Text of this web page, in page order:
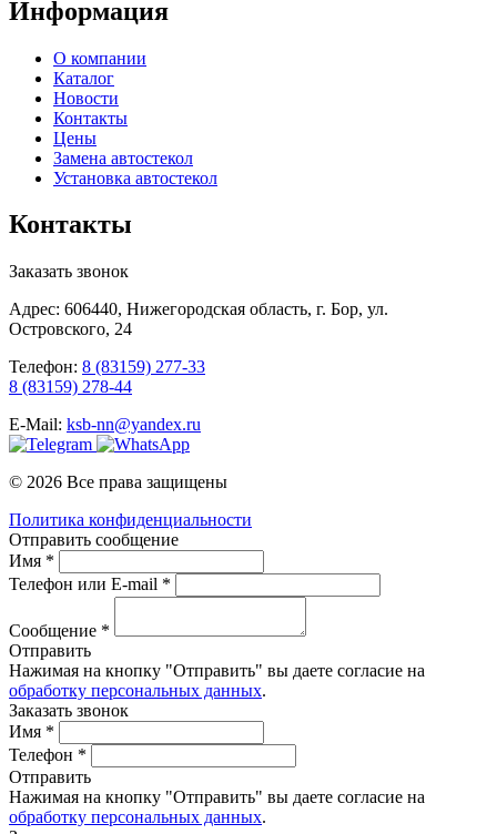
Информация
О компании
Каталог
Новости
Контакты
Цены
Замена автостекол
Установка автостекол
Контакты
Заказать звонок
Адрес: 606440, Нижегородская область, г. Бор, ул.
Островского, 24
Телефон: 8 (83159) 277-33
8 (83159) 278-44
E-Mail: ksb-nn@yandex.ru
© 2026 Все права защищены
Политика конфиденциальности
Отправить сообщение
Имя *
Телефон или E-mail *
Сообщение *
Отправить
Нажимая на кнопку "Отправить" вы даете согласие на
обработку персональных данных.
Заказать звонок
Имя *
Телефон *
Отправить
Нажимая на кнопку "Отправить" вы даете согласие на
обработку персональных данных.